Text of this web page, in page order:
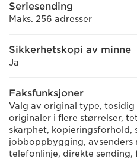
Seriesending
Maks. 256 adresser
Sikkerhetskopi av minne
Ja
Faksfunksjoner
Valg av original type,
originaler i flere størrelser,
skarphet, kopieringsforhold,
jobboppbygging, avsenders
telefonlinje, direkte sending,